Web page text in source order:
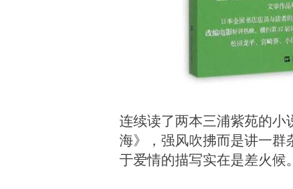
连续读了两本三浦紫苑的
海》，强风吹拂而是讲一群
于爱情的描写实在是差火候